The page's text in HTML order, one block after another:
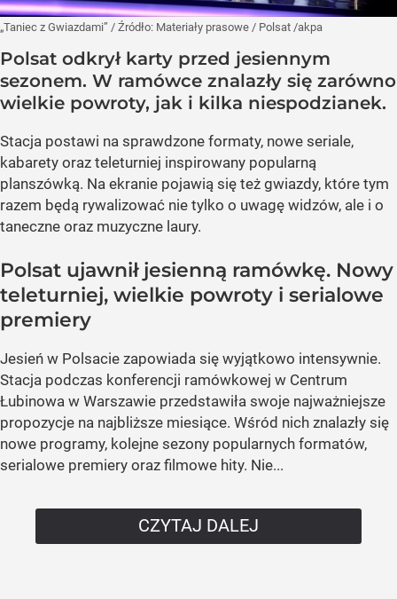
„Taniec z Gwiazdami” / Źródło: Materiały prasowe / Polsat /akpa
Polsat odkrył karty przed jesiennym
sezonem. W ramówce znalazły się zarówno
wielkie powroty, jak i kilka niespodzianek.
Stacja postawi na sprawdzone formaty, nowe seriale,
kabarety oraz teleturniej inspirowany popularną
planszówką. Na ekranie pojawią się też gwiazdy, które tym
razem będą rywalizować nie tylko o uwagę widzów, ale i o
taneczne oraz muzyczne laury.
Polsat ujawnił jesienną ramówkę. Nowy
teleturniej, wielkie powroty i serialowe
premiery
Jesień w Polsacie zapowiada się wyjątkowo intensywnie.
Stacja podczas konferencji ramówkowej w Centrum
Łubinowa w Warszawie przedstawiła swoje najważniejsze
propozycje na najbliższe miesiące. Wśród nich znalazły się
nowe programy, kolejne sezony popularnych formatów,
serialowe premiery oraz filmowe hity. Nie...
CZYTAJ DALEJ